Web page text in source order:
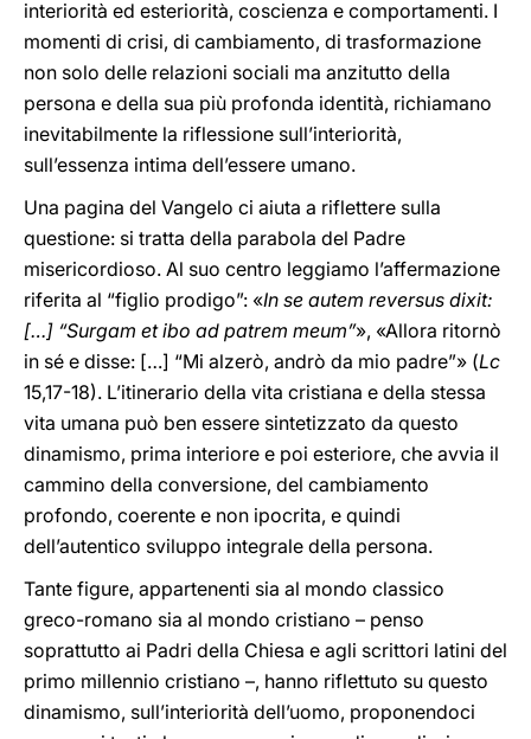
interiorità ed esteriorità, coscienza e comportamenti. I
momenti di crisi, di cambiamento, di trasformazione
non solo delle relazioni sociali ma anzitutto della
persona e della sua più profonda identità, richiamano
inevitabilmente la riflessione sull’interiorità,
sull’essenza intima dell’essere umano.
Una pagina del Vangelo ci aiuta a riflettere sulla
questione: si tratta della parabola del Padre
misericordioso. Al suo centro leggiamo l’affermazione
riferita al “figlio prodigo”: «In se autem reversus dixit:
[…] “Surgam et ibo ad patrem meum”», «Allora ritornò
in sé e disse: […] “Mi alzerò, andrò da mio padre”» (Lc
15,17-18). L’itinerario della vita cristiana e della stessa
vita umana può ben essere sintetizzato da questo
dinamismo, prima interiore e poi esteriore, che avvia il
cammino della conversione, del cambiamento
profondo, coerente e non ipocrita, e quindi
dell’autentico sviluppo integrale della persona.
Tante figure, appartenenti sia al mondo classico
greco-romano sia al mondo cristiano – penso
soprattutto ai Padri della Chiesa e agli scrittori latini del
primo millennio cristiano –, hanno riflettuto su questo
dinamismo, sull’interiorità dell’uomo, proponendoci